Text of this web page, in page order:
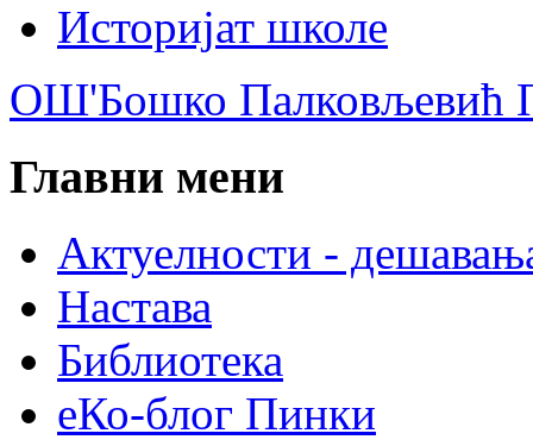
Историјат школе
ОШ'Бошко Палковљевић
Главни мени
Актуелности -
Настава
Библиотека
еКо-блог Пинки